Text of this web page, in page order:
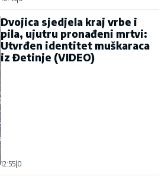
Dvojica sjedjela kraj vrbe i
pila, ujutru pronađeni mrtvi:
Utvrđen identitet muškaraca
iz Đetinje (VIDEO)
12:55 0